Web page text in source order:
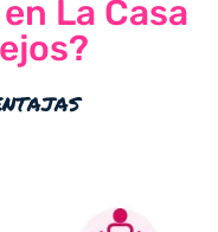
La Casa